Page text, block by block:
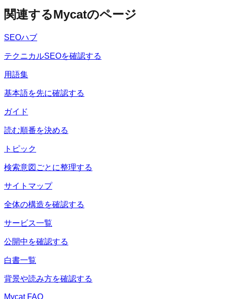
関連するMycatのページ
SEOハブ
テクニカルSEOを確認する
用語集
基本語を先に確認する
ガイド
読む順番を決める
トピック
検索意図ごとに整理する
サイトマップ
全体の構造を確認する
サービス一覧
公開中を確認する
白書一覧
背景や読み方を確認する
Mycat FAQ